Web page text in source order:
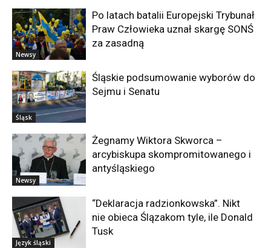
Newsy
Po latach batalii Europejski Trybunał
Praw Człowieka uznał skargę SONŚ
za zasadną
Śląsk
Śląskie podsumowanie wyborów do
Sejmu i Senatu
Newsy
Żegnamy Wiktora Skworca –
arcybiskupa skompromitowanego i
antyśląskiego
Język śląski
“Deklaracja radzionkowska”. Nikt
nie obieca Ślązakom tyle, ile Donald
Tusk